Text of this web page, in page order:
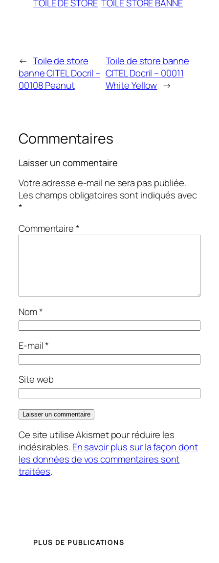
TOILE DE STORE TOILE STORE BANNE
← Toile de store
banne CITEL Docril –
00108 Peanut
Toile de store banne
CITEL Docril – 00011
White Yellow →
Commentaires
Laisser un commentaire
Votre adresse e-mail ne sera pas publiée.
Les champs obligatoires sont indiqués avec
*
Commentaire*
Nom*
E-mail*
Site web
Ce site utilise Akismet pour réduire les
indésirables. En savoir plus sur la façon dont
les données de vos commentaires sont
traitées.
PLUS DE PUBLICATIONS